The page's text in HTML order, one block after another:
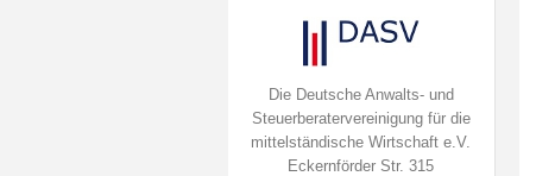
Die Deutsche Anwalts- und
Steuerberatervereinigung für die
mittelständische Wirtschaft e.V.
Eckernförder Str. 315